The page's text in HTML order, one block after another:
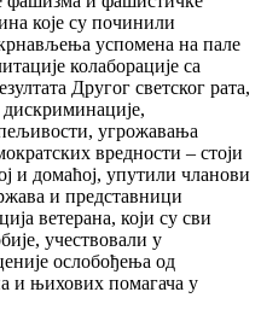
које су починили
успомена на пале
колаборације са
Другог светског рата,
дискриминације,
угрожавања
вредности – стоји
и домаћој, упутили чланови
и представници
ветерана, који су сви
учествовали у
ослобођења од
и њихових помагача у